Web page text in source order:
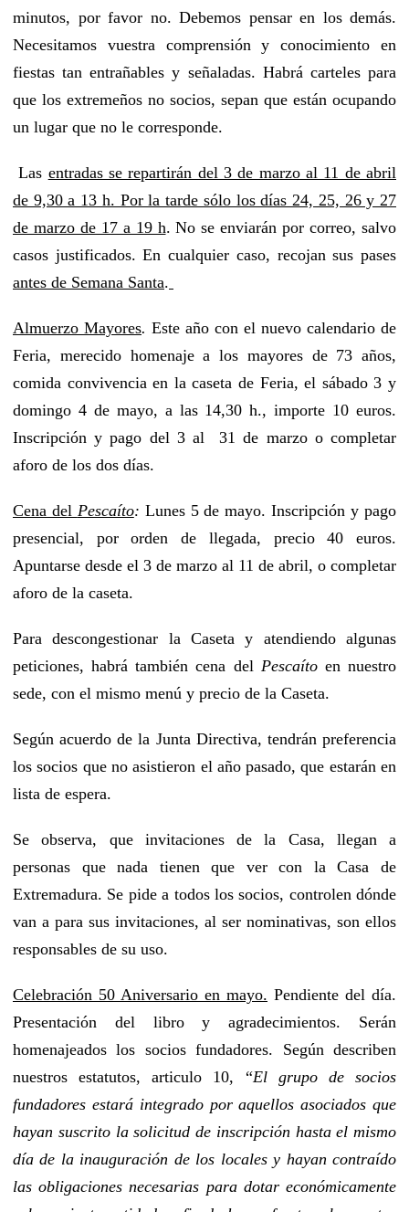
minutos, por favor no. Debemos pensar en los demás.
Necesitamos vuestra comprensión y conocimiento en
fiestas tan entrañables y señaladas. Habrá carteles para
que los extremeños no socios, sepan que están ocupando
un lugar que no le corresponde.
Las entradas se repartirán del 3 de marzo al 11 de abril
de 9,30 a 13 h. Por la tarde sólo los días 24, 25, 26 y 27
de marzo de 17 a 19 h. No se enviarán por correo, salvo
casos justificados. En cualquier caso, recojan sus pases
antes de Semana Santa.
Almuerzo Mayores. Este año con el nuevo calendario de
Feria, merecido homenaje a los mayores de 73 años,
comida convivencia en la caseta de Feria, el sábado 3 y
domingo 4 de mayo, a las 14,30 h., importe 10 euros.
Inscripción y pago del 3 al 31 de marzo o completar
aforo de los dos días.
Cena del Pescaíto: Lunes 5 de mayo. Inscripción y pago
presencial, por orden de llegada, precio 40 euros.
Apuntarse desde el 3 de marzo al 11 de abril, o completar
aforo de la caseta.
Para descongestionar la Caseta y atendiendo algunas
peticiones, habrá también cena del Pescaítoen nuestro
sede, con el mismo menú y precio de la Caseta.
Según acuerdo de la Junta Directiva, tendrán preferencia
los socios que no asistieron el año pasado, que estarán en
lista de espera.
Se observa, que invitaciones de la Casa, llegan a
personas que nada tienen que ver con la Casa de
Extremadura. Se pide a todos los socios, controlen dónde
van a para sus invitaciones, al ser nominativas, son ellos
responsables de su uso.
Celebración 50 Aniversario en mayo. Pendiente del día.
Presentación del libro y agradecimientos. Serán
homenajeados los socios fundadores. Según describen
nuestros estatutos, articulo 10, “El grupo de socios
fundadores estará integrado por aquellos asociados que
hayan suscrito la solicitud de inscripción hasta el mismo
día de la inauguración de los locales y hayan contraído
las obligaciones necesarias para dotar económicamente